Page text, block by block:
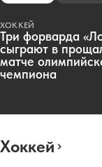
ХОККЕЙ
Три форварда
сыграют в
матче
чемпиона
Хоккей